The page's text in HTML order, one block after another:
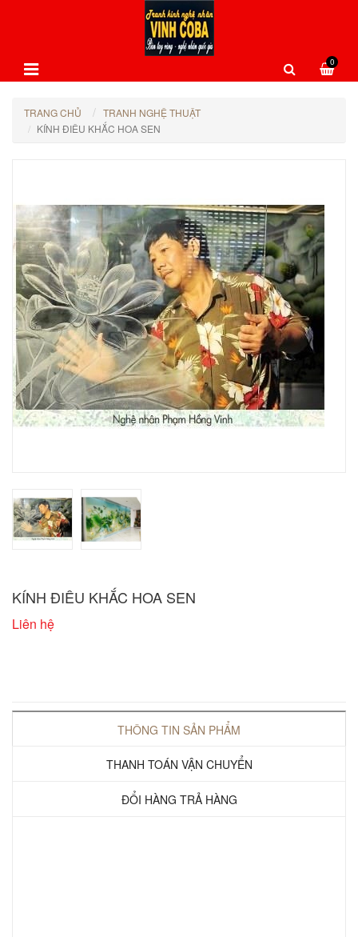
0
TRANG CHỦ
TRANH NGHỆ THUẬT
KÍNH ĐIÊU KHẮC HOA SEN
KÍNH ĐIÊU KHẮC HOA SEN
Liên hệ
THÔNG TIN SẢN PHẨM
THANH TOÁN VẬN CHUYỂN
ĐỔI HÀNG TRẢ HÀNG